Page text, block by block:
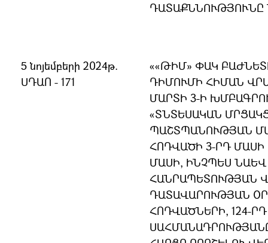
ԴԱՏԱՔՆՆՈՒԹՅՈՒՆԸ
5 նոյեմբերի 2024թ.
ՍԴԱՈ - 171
««ԹԻՄ» ՓԱԿ
ԴԻՄՈՒՄԻ ՀԻՄԱՆ
ՄԱՐՏԻ 3-Ի
«ՏՆՏԵՍԱԿԱՆ
ՊԱՇՏՊԱՆՈՒԹՅԱՆ
ՀՈԴՎԱԾԻ 3-ՐԴ
ՄԱՍԻ, ԻՆՉՊԵՍ
ՀԱՆՐԱՊԵՏՈՒԹՅԱՆ
ԴԱՏԱՎԱՐՈՒԹՅԱՆ
ՀՈԴՎԱԾՆԵՐԻ, 124-